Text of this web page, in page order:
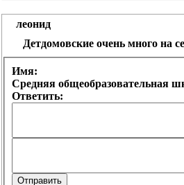
леонид
Детдомовские очень много на
Имя:
Средняя общеобразовательная
Ответить: